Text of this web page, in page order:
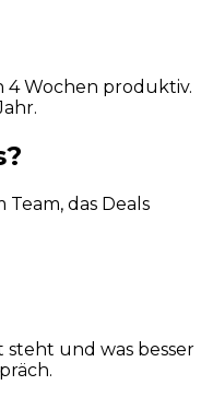
4 Wochen produktiv.
das Deals
steht und was besser